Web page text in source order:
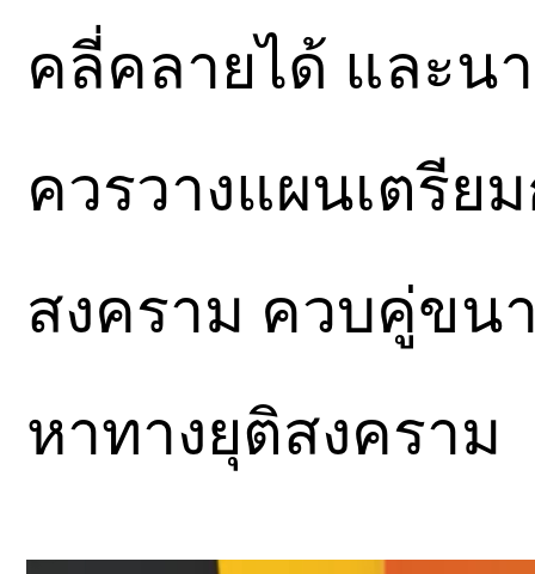
คลี่คลายได้ และน
ควรวางแผนเตรีย
สงคราม ควบคู่ขน
หาทางยุติสงคราม